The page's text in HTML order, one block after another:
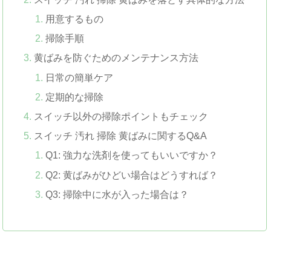
用意するもの
掃除手順
黄ばみを防ぐためのメンテナンス方法
日常の簡単ケア
定期的な掃除
スイッチ以外の掃除ポイントもチェック
スイッチ 汚れ 掃除 黄ばみに関するQ&A
Q1: 強力な洗剤を使ってもいいですか？
Q2: 黄ばみがひどい場合はどうすれば？
Q3: 掃除中に水が入った場合は？